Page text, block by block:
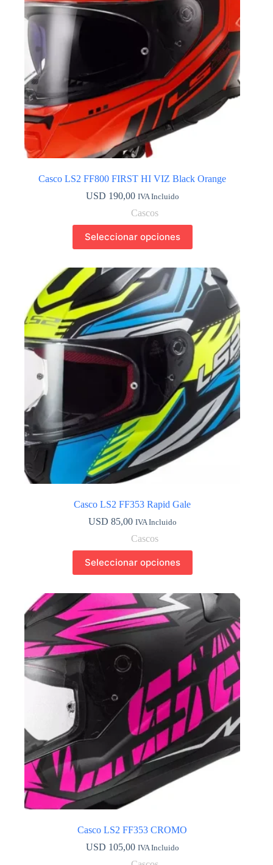
elegir
la
página
producto
Casco LS2 FF800 FIRST HI VIZ Black Orange
USD 190,00 IVA Incluido
Cascos
Seleccionar opciones
producto
tiene
variantes.
Las
opciones
se
pueden
elegir
en
página
de
producto
Casco LS2 FF353 Rapid Gale
USD 85,00 IVA Incluido
Cascos
Seleccionar opciones
producto
tiene
variantes.
Las
opciones
se
pueden
elegir
en
página
de
producto
Casco LS2 FF353 CROMO
USD 105,00 IVA Incluido